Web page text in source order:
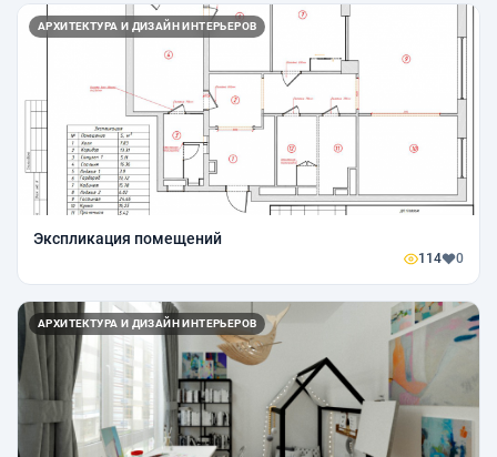
АРХИТЕКТУРА И ДИЗАЙН ИНТЕРЬЕРОВ
Экспликация помещений
114 0
АРХИТЕКТУРА И ДИЗАЙН ИНТЕРЬЕРОВ